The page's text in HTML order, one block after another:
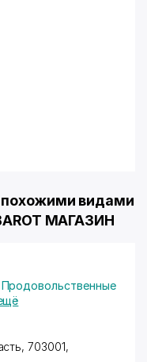
видами
МАГАЗИН
Продовольственные
703001,